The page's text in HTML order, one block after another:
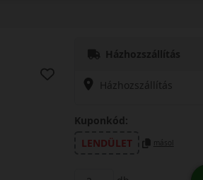
Házhozszállítás
Házhozszállítás
Kuponkód:
LENDÜLET
másol